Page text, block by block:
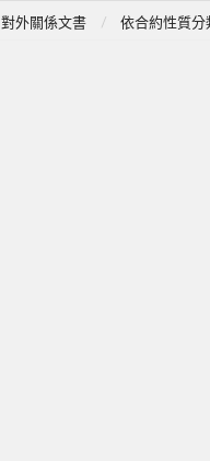
對外關係文書 依合約性質分